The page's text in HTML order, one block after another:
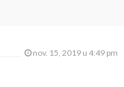
nov. 15, 2019 u 4:49 pm